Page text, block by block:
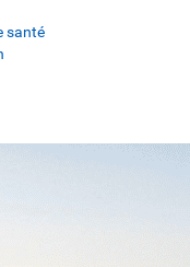
santé